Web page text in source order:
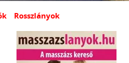
Rosszlányok